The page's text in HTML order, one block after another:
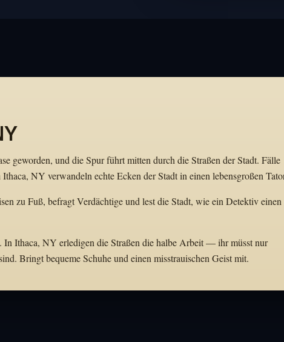
geworden, und die Spur führt mitten durch die Straßen der Stadt. Fälle
NY verwandeln echte Ecken der Stadt in einen lebensgroßen
zu Fuß, befragt Verdächtige und lest die Stadt, wie ein Detektiv einen
In Ithaca, NY erledigen die Straßen die halbe Arbeit — ihr müsst nur
Bringt bequeme Schuhe und einen misstrauischen Geist mit.